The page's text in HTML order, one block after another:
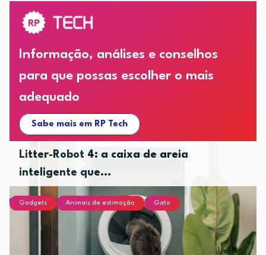
Informação, análises e conselhos
para que possas escolher o mais
adequado
Sabe mais em RP Tech
Litter-Robot 4: a caixa de areia
inteligente que...
Gadgets Animais de estimação Gato